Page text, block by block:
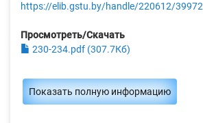
https://elib.gstu.by/handle/220612/39972
Просмотреть/Скачать
230-234.pdf (307.7Кб)
Показать полную информацию